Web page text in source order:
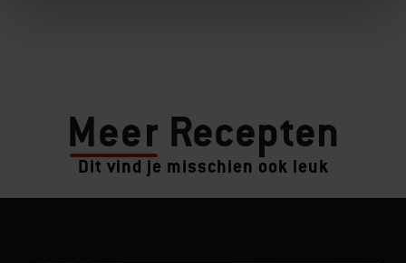
Meer Recepten
Dit vind je misschien ook leuk